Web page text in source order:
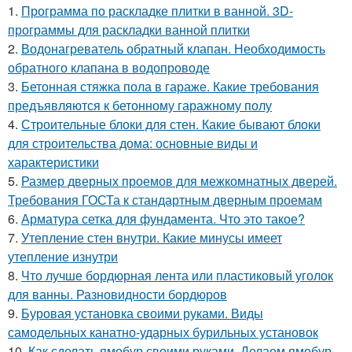
1. Программа по раскладке плитки в ванной. 3D-
программы для раскладки ванной плитки
2. Водонагреватель обратный клапан. Необходимость
обратного клапана в водопроводе
3. Бетонная стяжка пола в гараже. Какие требования
предъявляются к бетонному гаражному полу
4. Строительные блоки для стен. Какие бывают блоки
для строительства дома: основные виды и
характеристики
5. Размер дверных проемов для межкомнатных дверей.
Требования ГОСТа к стандартным дверным проемам
6. Арматура сетка для фундамента. Что это такое?
7. Утепление стен внутри. Какие минусы имеет
утепление изнутри
8. Что лучше бордюрная лента или пластиковый уголок
для ванны. Разновидности бордюров
9. Буровая установка своими руками. Виды
самодельных канатно-ударных бурильных установок